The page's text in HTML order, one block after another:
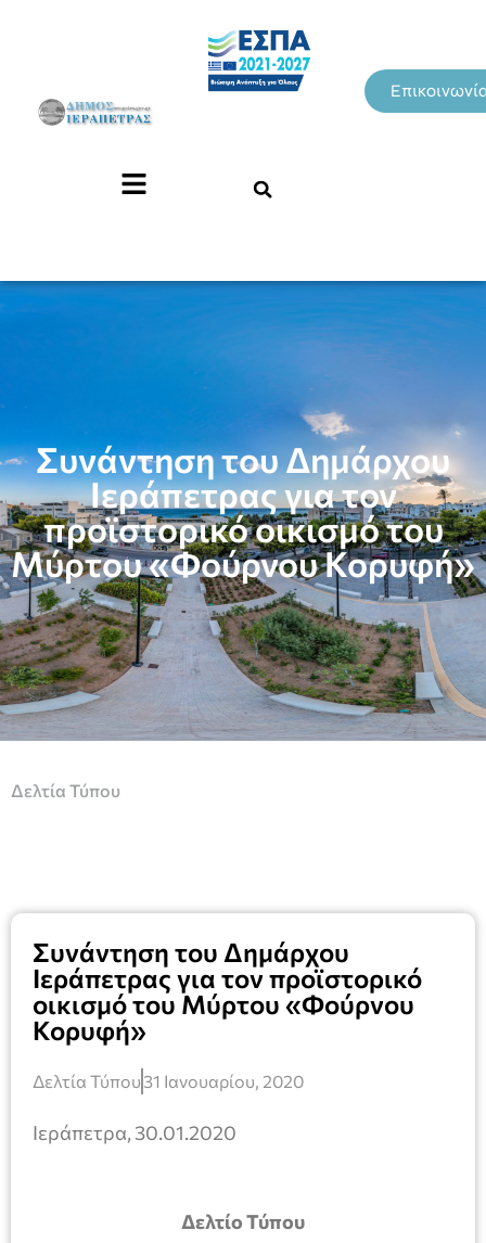
Συνάντηση του Δημάρχου
Ιεράπετρας για τον
προϊστορικό οικισμό του
Μύρτου «Φούρνου Κορυφή»
Δελτία Τύπου
Συνάντηση του Δημάρχου
Ιεράπετρας για τον προϊστορικό
οικισμό του Μύρτου «Φούρνου
Κορυφή»
Δελτία Τύπου 31 Ιανουαρίου, 2020
Ιεράπετρα, 30.01.2020
Δελτίο Τύπου